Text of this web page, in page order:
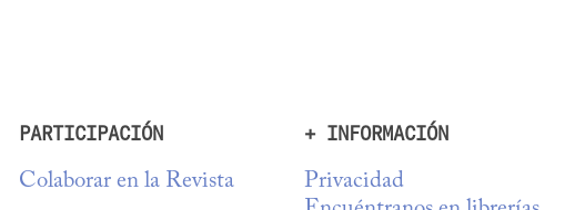
PARTICIPACIÓN
Colaborar en la Revista
+ INFORMACIÓN
Privacidad